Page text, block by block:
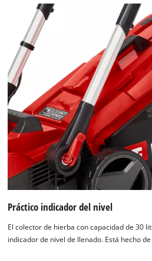
Práctico indicador del nivel
El colector de hierba con capacidad de 30
indicador de nivel de llenado. Está hecho